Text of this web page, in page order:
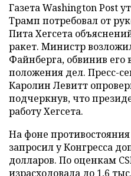
Газета Washington Post
Трамп потребовал от
Пита Хегсета
ракет. Министр
Файнберга, обвинив его
положения дел. Пресс-
Каролин Левитт
подчеркнув, что
работу Хегсета.
На фоне
запросил у Конгресса
долларов. По оценкам
израсходовала до 1,6